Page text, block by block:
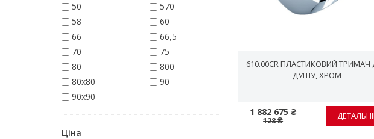
50
570
58
60
66
66,5
70
75
80
800
80x80
90
90x90
Ціна
610.00CR ПЛАСТИКОВИЙ ТРИМАЧ
ДУШУ, ХРОМ
1 882 675 ₴
128 ₴